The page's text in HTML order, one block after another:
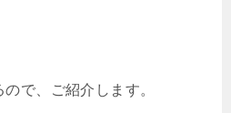
で、ご紹介します。